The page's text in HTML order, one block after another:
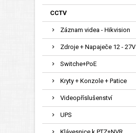
CCTV
Záznam videa - Hikvision
Zdroje + Napaječe 12 - 27V
Switche+PoE
Kryty + Konzole + Patice
Videopříslušenství
UPS